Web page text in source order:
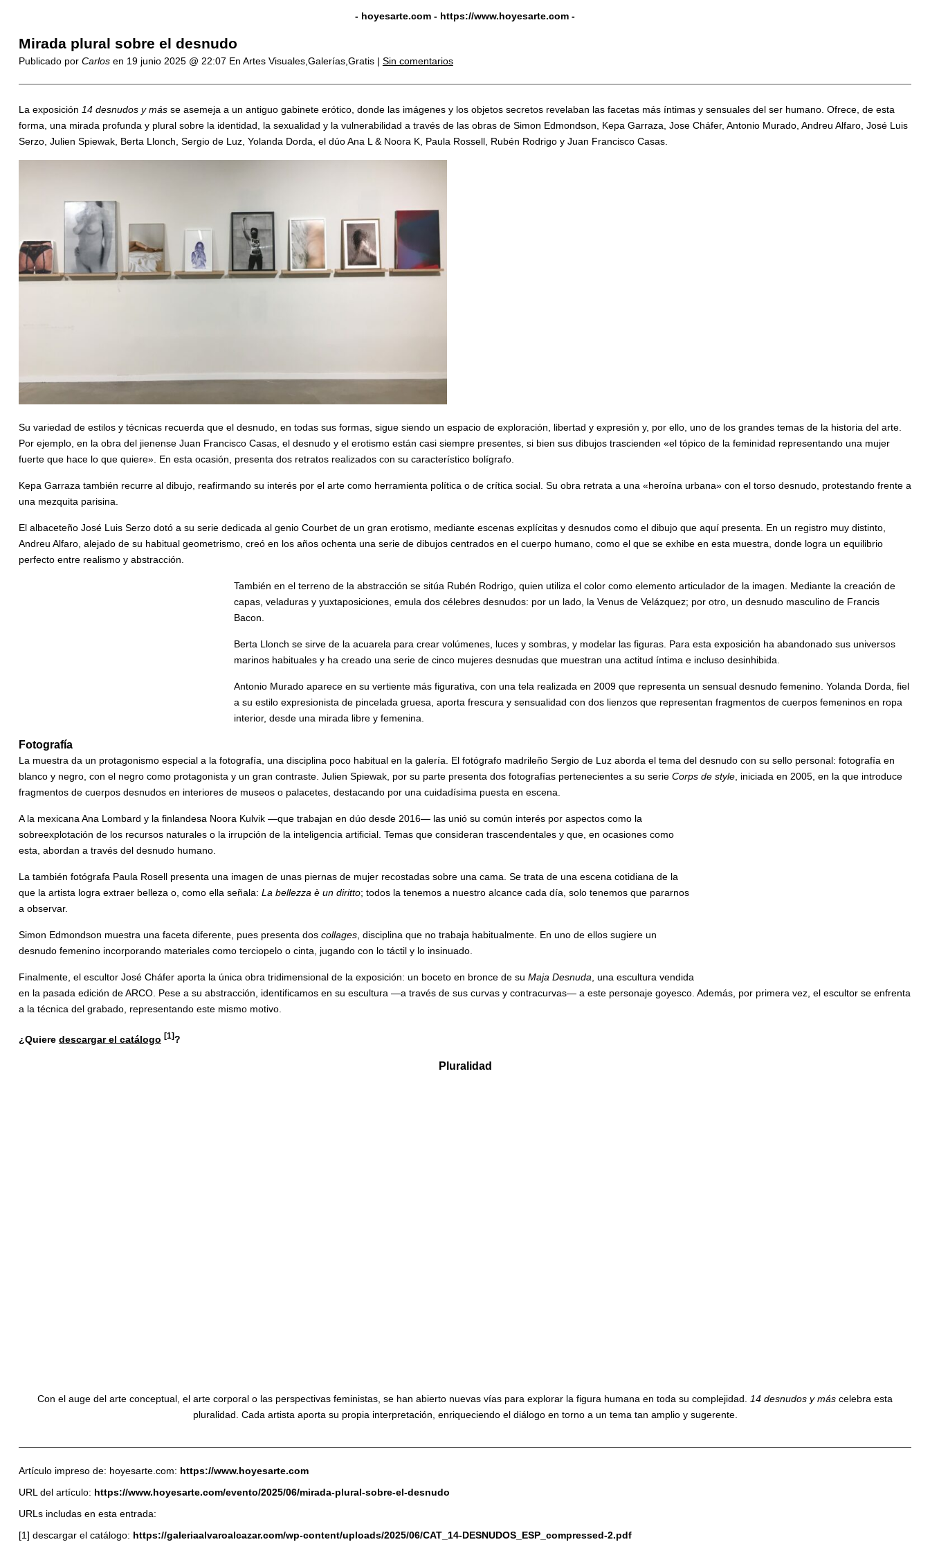
- hoyesarte.com - https://www.hoyesarte.com -
Mirada plural sobre el desnudo
Publicado por Carlosen 19 junio 2025 @ 22:07 En Artes Visuales,Galerías,Gratis | Sin comentarios
La exposición 14 desnudos y másse asemeja a un antiguo gabinete erótico, donde las imágenes y los objetos secretos revelaban las facetas más íntimas y sensuales del ser humano. Ofrece, de esta
forma, una mirada profunda y plural sobre la identidad, la sexualidad y la vulnerabilidad a través de las obras de Simon Edmondson, Kepa Garraza, Jose Cháfer, Antonio Murado, Andreu Alfaro, José Luis
Serzo, Julien Spiewak, Berta Llonch, Sergio de Luz, Yolanda Dorda, el dúo Ana L & Noora K, Paula Rossell, Rubén Rodrigo y Juan Francisco Casas.
Su variedad de estilos y técnicas recuerda que el desnudo, en todas sus formas, sigue siendo un espacio de exploración, libertad y expresión y, por ello, uno de los grandes temas de la historia del arte.
Por ejemplo, en la obra del jienense Juan Francisco Casas, el desnudo y el erotismo están casi siempre presentes, si bien sus dibujos trascienden «el tópico de la feminidad representando una mujer
fuerte que hace lo que quiere». En esta ocasión, presenta dos retratos realizados con su característico bolígrafo.
Kepa Garraza también recurre al dibujo, reafirmando su interés por el arte como herramienta política o de crítica social. Su obra retrata a una «heroína urbana» con el torso desnudo, protestando frente a
una mezquita parisina.
El albaceteño José Luis Serzo dotó a su serie dedicada al genio Courbet de un gran erotismo, mediante escenas explícitas y desnudos como el dibujo que aquí presenta. En un registro muy distinto,
Andreu Alfaro, alejado de su habitual geometrismo, creó en los años ochenta una serie de dibujos centrados en el cuerpo humano, como el que se exhibe en esta muestra, donde logra un equilibrio
perfecto entre realismo y abstracción.
También en el terreno de la abstracción se sitúa Rubén Rodrigo, quien utiliza el color como elemento articulador de la imagen. Mediante la creación de
capas, veladuras y yuxtaposiciones, emula dos célebres desnudos: por un lado, la Venus de Velázquez; por otro, un desnudo masculino de Francis
Bacon.
Berta Llonch se sirve de la acuarela para crear volúmenes, luces y sombras, y modelar las figuras. Para esta exposición ha abandonado sus universos
marinos habituales y ha creado una serie de cinco mujeres desnudas que muestran una actitud íntima e incluso desinhibida.
Antonio Murado aparece en su vertiente más figurativa, con una tela realizada en 2009 que representa un sensual desnudo femenino. Yolanda Dorda, fiel
a su estilo expresionista de pincelada gruesa, aporta frescura y sensualidad con dos lienzos que representan fragmentos de cuerpos femeninos en ropa
interior, desde una mirada libre y femenina.
Fotografía
La muestra da un protagonismo especial a la fotografía, una disciplina poco habitual en la galería. El fotógrafo madrileño Sergio de Luz aborda el tema del desnudo con su sello personal: fotografía en
blanco y negro, con el negro como protagonista y un gran contraste. Julien Spiewak, por su parte presenta dos fotografías pertenecientes a su serie Corps de style, iniciada en 2005, en la que introduce
fragmentos de cuerpos desnudos en interiores de museos o palacetes, destacando por una cuidadísima puesta en escena.
A la mexicana Ana Lombard y la finlandesa Noora Kulvik —que trabajan en dúo desde 2016— las unió su común interés por aspectos como la
sobreexplotación de los recursos naturales o la irrupción de la inteligencia artificial. Temas que consideran trascendentales y que, en ocasiones como
esta, abordan a través del desnudo humano.
La también fotógrafa Paula Rosell presenta una imagen de unas piernas de mujer recostadas sobre una cama. Se trata de una escena cotidiana de la
que la artista logra extraer belleza o, como ella señala: La bellezza è un diritto; todos la tenemos a nuestro alcance cada día, solo tenemos que pararnos
a observar.
Simon Edmondson muestra una faceta diferente, pues presenta dos collages, disciplina que no trabaja habitualmente. En uno de ellos sugiere un
desnudo femenino incorporando materiales como terciopelo o cinta, jugando con lo táctil y lo insinuado.
Finalmente, el escultor José Cháfer aporta la única obra tridimensional de la exposición: un boceto en bronce de su Maja Desnuda , una escultura vendida
en la pasada edición de ARCO. Pese a su abstracción, identificamos en su escultura —a través de sus curvas y contracurvas— a este personaje goyesco. Además, por primera vez, el escultor se enfrenta
a la técnica del grabado, representando este mismo motivo.
¿Quiere descargar el catálogo [1]?
Pluralidad
Con el auge del arte conceptual, el arte corporal o las perspectivas feministas, se han abierto nuevas vías para explorar la figura humana en toda su complejidad. 14 desnudos y más celebra esta
pluralidad. Cada artista aporta su propia interpretación, enriqueciendo el diálogo en torno a un tema tan amplio y sugerente.
Artículo impreso de: hoyesarte.com: https://www.hoyesarte.com
URL del artículo: https://www.hoyesarte.com/evento/2025/06/mirada-plural-sobre-el-desnudo
URLs includas en esta entrada:
[1] descargar el catálogo: https://galeriaalvaroalcazar.com/wp-content/uploads/2025/06/CAT_14-DESNUDOS_ESP_compressed-2.pdf